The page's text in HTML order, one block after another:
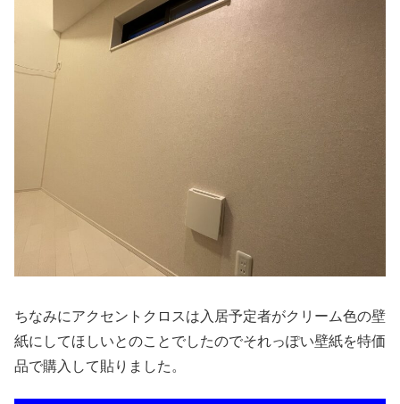
ちなみにアクセントクロスは入居予定者がクリーム色の壁
紙にしてほしいとのことでしたのでそれっぽい壁紙を特価
品で購入して貼りました。